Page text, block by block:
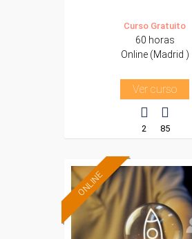
Curso Gratuito
60 horas
Online (Madrid )
Ver curso
2 85
ONLINE
Formación 100%
subvencionada.